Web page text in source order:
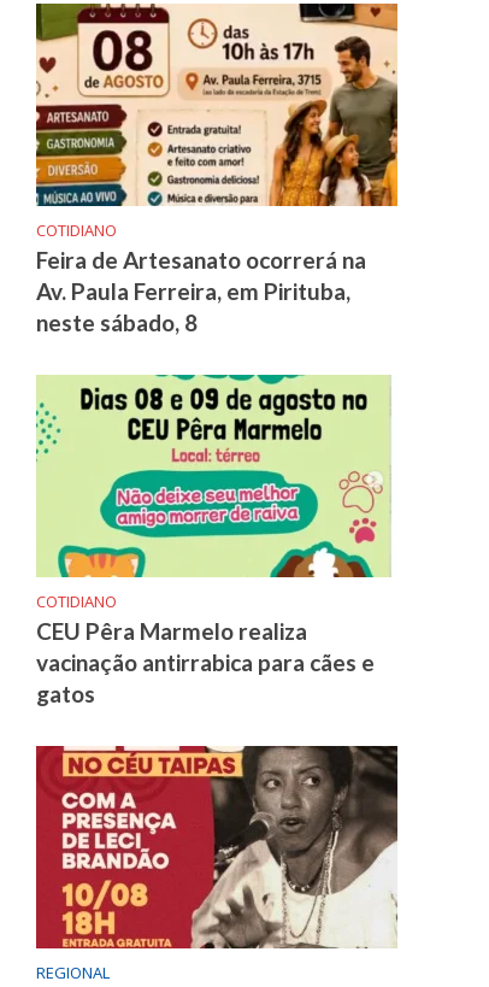
COTIDIANO
Feira de Artesanato ocorrerá na
Av. Paula Ferreira, em Pirituba,
neste sábado, 8
COTIDIANO
CEU Pêra Marmelo realiza
vacinação antirrabica para cães e
gatos
REGIONAL